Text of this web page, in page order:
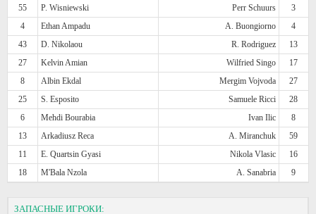
55
P. Wisniewski Perr Schuurs
3
4
Ethan Ampadu A. Buongiorno
4
43
D. Nikolaou R. Rodriguez
13
27
Kelvin Amian Wilfried Singo
17
8
Albin Ekdal Mergim Vojvoda
27
25
S. Esposito Samuele Ricci
28
6
Mehdi Bourabia Ivan Ilic
8
13
Arkadiusz Reca A. Miranchuk
59
11
E. Quartsin Gyasi Nikola Vlasic
16
18
M'Bala Nzola A. Sanabria 9
ЗАПАСНЫЕ ИГРОКИ: